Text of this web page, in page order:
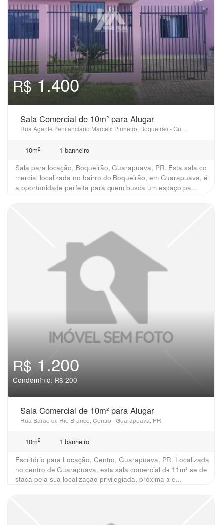
R$1.400
Sala Comercial de 10m² para Alugar
10m2
1 banheiro
Sala para locação, Boqueirão, Guarapuava, PR. Esta sala co
mercial localizada no bairro do Boqueirão, em Guarapuava, é
a oportunidade perfeita para quem busca um espaço pa...
R$1.200
Condomínio: R$ 200
Sala Comercial de 10m² para Alugar
Rua Barão do Rio Branco, Centro - Guarapuava, PR
10m2
1 banheiro
Escritório para Locação, Centro, Guarapuava, PR. Localizada
no centro de Guarapuava, esta sala comercial de 11m² se de
staca pela sua localização privilegiada, próxima a e...